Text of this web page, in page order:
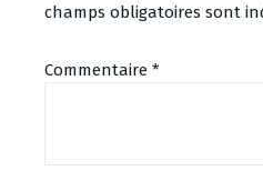
champs obligatoires sont
Commentaire *